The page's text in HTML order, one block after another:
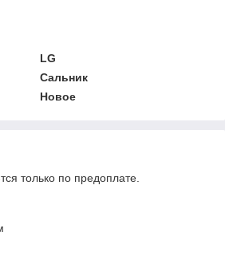
LG
Сальник
Новое
только по предоплате.